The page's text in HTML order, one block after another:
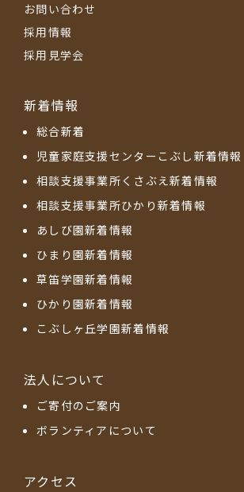
お問い合わせ
採用情報
採用見学会
新着情報
総合新着
児童家庭支援センターこぶし新着情報
相談支援事業所くさぶえ新着情報
相談支援事業所ひかり新着情報
あしび園新着情報
ひまり園新着情報
草笛学園新着情報
ひかり園新着情報
こぶしヶ丘学園新着情報
法人について
ご寄付のご案内
ボランティアについて
アクセス